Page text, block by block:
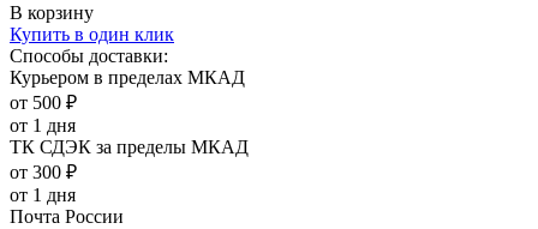
В корзину
Купить в один клик
Способы доставки:
Курьером в пределах МКАД
от 500 ₽
от 1 дня
ТК СДЭК за пределы МКАД
от 300 ₽
от 1 дня
Почта России